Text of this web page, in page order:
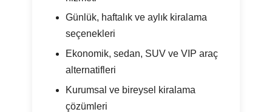
Günlük, haftalık ve aylık kiralama
seçenekleri
Ekonomik, sedan, SUV ve VIP araç
alternatifleri
Kurumsal ve bireysel kiralama
çözümleri